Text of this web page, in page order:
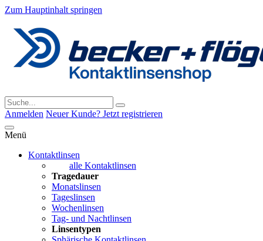
Zum Hauptinhalt springen
Anmelden Neuer Kunde? Jetzt registrieren
Menü
Kontaktlinsen
alle Kontaktlinsen
Tragedauer
Monatslinsen
Tageslinsen
Wochenlinsen
Tag- und Nachtlinsen
Linsentypen